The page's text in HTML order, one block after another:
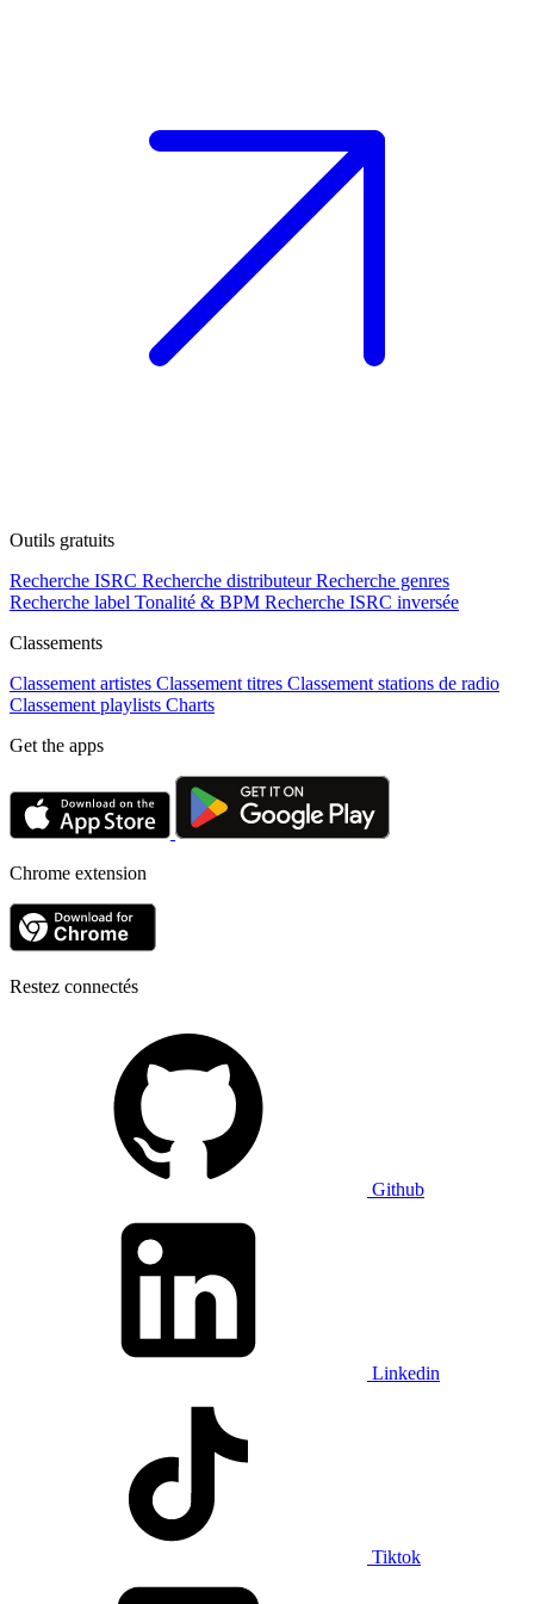
Outils gratuits
Recherche ISRC Recherche distributeur Recherche genres
Recherche label Tonalité & BPM Recherche ISRC inversée
Classements
Classement artistes Classement titres Classement stations de radio
Classement playlists Charts
Get the apps
Chrome extension
Restez connectés
Github
Linkedin
Tiktok